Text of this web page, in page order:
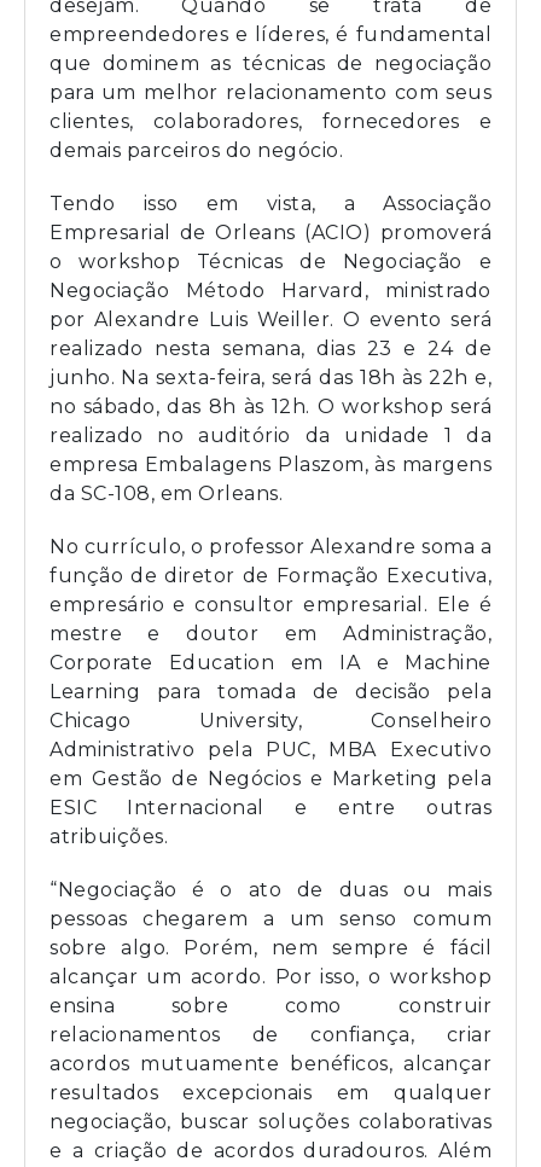
desejam. Quando se trata de
empreendedores e líderes, é fundamental
que dominem as técnicas de negociação
para um melhor relacionamento com seus
clientes, colaboradores, fornecedores e
demais parceiros do negócio.
Tendo isso em vista, a Associação
Empresarial de Orleans (ACIO) promoverá
o workshop Técnicas de Negociação e
Negociação Método Harvard, ministrado
por Alexandre Luis Weiller. O evento será
realizado nesta semana, dias 23 e 24 de
junho. Na sexta-feira, será das 18h às 22h e,
no sábado, das 8h às 12h. O workshop será
realizado no auditório da unidade 1 da
empresa Embalagens Plaszom, às margens
da SC-108, em Orleans.
No currículo, o professor Alexandre soma a
função de diretor de Formação Executiva,
empresário e consultor empresarial. Ele é
mestre e doutor em Administração,
Corporate Education em IA e Machine
Learning para tomada de decisão pela
Chicago University, Conselheiro
Administrativo pela PUC, MBA Executivo
em Gestão de Negócios e Marketing pela
ESIC Internacional e entre outras
atribuições.
“Negociação é o ato de duas ou mais
pessoas chegarem a um senso comum
sobre algo. Porém, nem sempre é fácil
alcançar um acordo. Por isso, o workshop
ensina sobre como construir
relacionamentos de confiança, criar
acordos mutuamente benéficos, alcançar
resultados excepcionais em qualquer
negociação, buscar soluções colaborativas
e a criação de acordos duradouros. Além